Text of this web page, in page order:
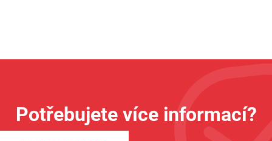
Potřebujete více informací?